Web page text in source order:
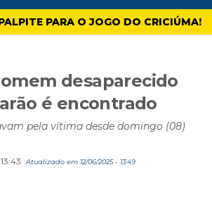
PARA O JOGO DO CRICIÚMA!
desaparecido
é encontrado
pela vítima desde domingo (08)
Atualizado em 12/06/2025 - 13:49